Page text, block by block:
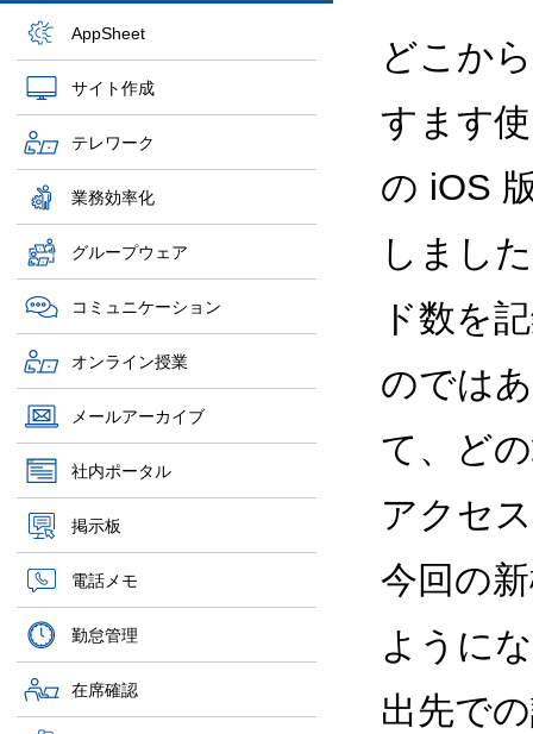
AppSheet
サイト作成
テレワーク
業務効率化
グループウェア
コミュニケーション
オンライン授業
メールアーカイブ
社内ポータル
掲示板
電話メモ
勤怠管理
在席確認
どこか
すます
の iOS
しまし
ド数を
のでは
て、ど
アクセ
今回の
ように
出先で